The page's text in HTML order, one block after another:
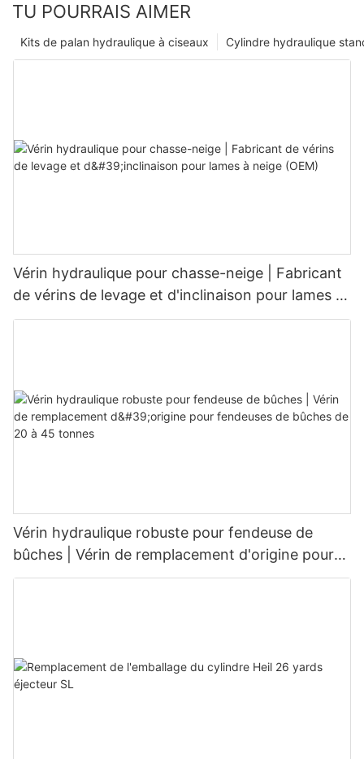
TU POURRAIS AIMER
Cylindre hydraulique
Kits de palan hydraulique à ciseaux
Vérin hydraulique pour chasse-neige | Fabricant
de vérins de levage et d'inclinaison pour lames à
neige (OEM)
Vérin hydraulique robuste pour fendeuse de
bûches | Vérin de remplacement d'origine pour
fendeuses de bûches de 20 à 45 tonnes